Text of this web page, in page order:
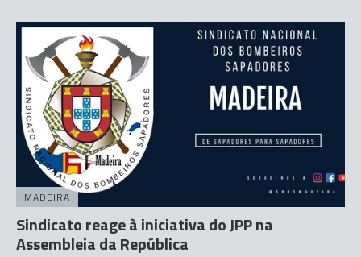
MADEIRA
Sindicato reage à iniciativa do JPP na
Assembleia da República